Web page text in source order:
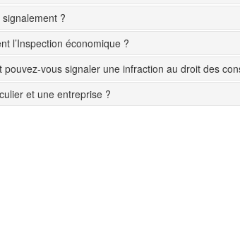
?
l’Inspection économique ?
vous signaler une infraction au droit des
et une entreprise ?